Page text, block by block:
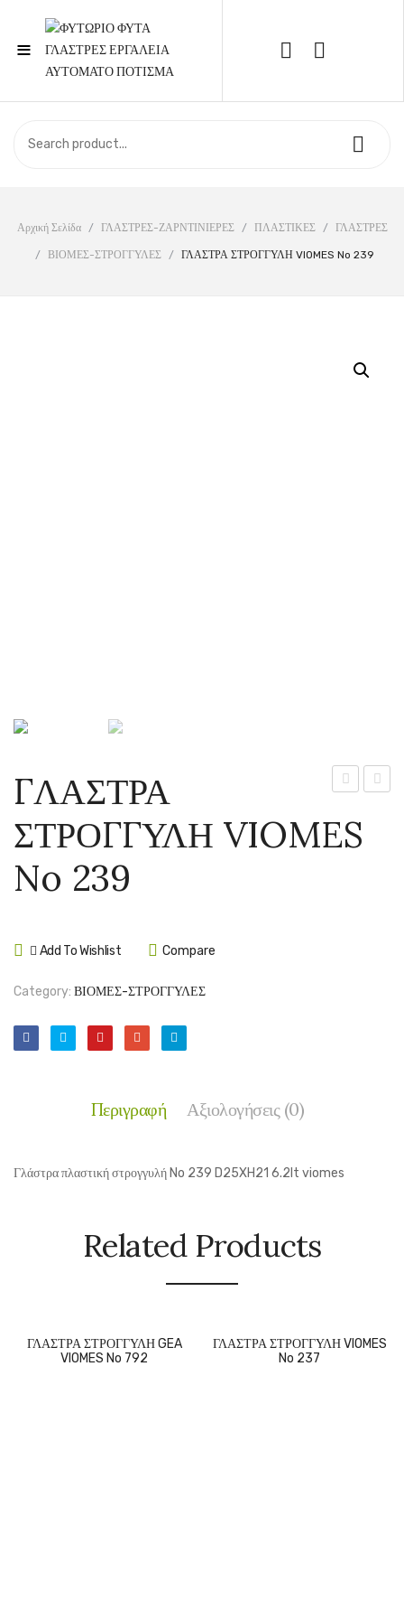
≡
Call Support: 210 6857844
ΣΧΕΤΙΚΆ ΜΕ ΕΜΆΣ
ΕΠΙΚΟΙΝΩΝΊΑ
Αρχική Σελίδα / ΓΛΑΣΤΡΕΣ-ΖΑΡΝΤΙΝΙΕΡΕΣ / ΠΛΑΣΤΙΚΕΣ / ΓΛΑΣΤΡΕΣ
/ ΒΙΟΜΕΣ-ΣΤΡΟΓΓΥΛΕΣ / ΓΛΑΣΤΡΑ ΣΤΡΟΓΓΥΛΗ VIOMES No 239
VIOMES
ΓΛΑΣΤΡΑ
ΣΤΡΟΓΓΥΛΗ VIOMES
No 239
Add To Wishlist Compare
Category: ΒΙΟΜΕΣ-ΣΤΡΟΓΓΥΛΕΣ
Περιγραφή Αξιολογήσεις (0)
Γλάστρα πλαστική στρογγυλή No 239 D25XH21 6.2lt viomes
Related Products
ΓΛΑΣΤΡΑ ΣΤΡΟΓΓΥΛΗ GEA
VIOMES No 792
ΓΛΑΣΤΡΑ ΣΤΡΟΓΓΥΛΗ VIOMES
No 237